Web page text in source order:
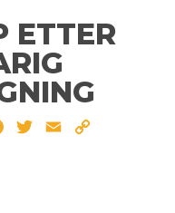
ETTER
FacebookTwitterEmail